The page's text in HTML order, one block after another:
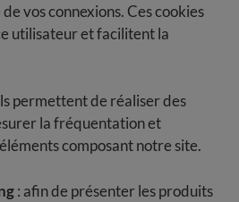
vos connexions. Ces cookies
utilisateur et facilitent la
permettent de réaliser des
la fréquentation et
composant notre site.
: afin de présenter les produits